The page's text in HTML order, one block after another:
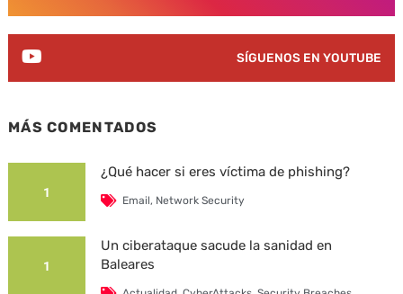
SÍGUENOS EN YOUTUBE
MÁS COMENTADOS
1
¿Qué hacer si eres víctima de phishing?
Email, Network Security
1
Un ciberataque sacude la sanidad en
Baleares